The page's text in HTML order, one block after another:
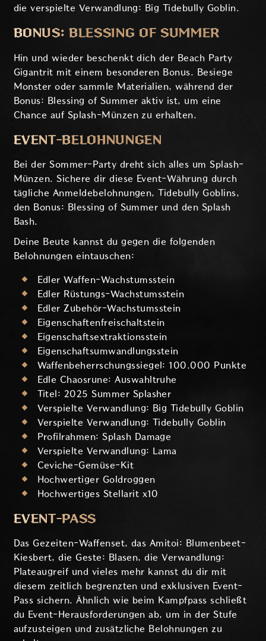
die verspielte Verwandlung: Big Tidebully Goblin.
BONUS: BLESSING OF SUMMER
Hin und wieder beschenkt dich der Beach Party
Gigantrit mit einem besonderen Bonus. Besiege
Monster oder sammle Materialien, während der
Bonus: Blessing of Summer aktiv ist, um eine
Chance auf Splash-Münzen zu erhalten.
EVENT-BELOHNUNGEN
Bei der Sommer-Party dreht sich alles um Splash-
Münzen. Sichere dir diese Event-Währung durch
tägliche Anmeldebelohnungen, Tidebully Goblins,
den Bonus: Blessing of Summer und den Splash
Bash.
Deine Beute kannst du gegen die folgenden
Belohnungen eintauschen:
Edler Waffen-Wachstumsstein
Edler Rüstungs-Wachstumsstein
Edler Zubehör-Wachstumsstein
Eigenschaftenfreischaltstein
Eigenschaftsextraktionsstein
Eigenschaftsumwandlungsstein
Waffenbeherrschungssiegel: 100.000 Punkte
Edle Chaosrune: Auswahltruhe
Titel: 2025 Summer Splasher
Verspielte Verwandlung: Big Tidebully Goblin
Verspielte Verwandlung: Tidebully Goblin
Profilrahmen: Splash Damage
Verspielte Verwandlung: Lama
Ceviche-Gemüse-Kit
Hochwertiger Goldroggen
Hochwertiges Stellarit x10
EVENT-PASS
Das Gezeiten-Waffenset, das Amitoi: Blumenbeet-
Kiesbert, die Geste: Blasen, die Verwandlung:
Plateaugreif und vieles mehr kannst du dir mit
diesem zeitlich begrenzten und exklusiven Event-
Pass sichern. Ähnlich wie beim Kampfpass schließt
du Event-Herausforderungen ab, um in der Stufe
aufzusteigen und zusätzliche Belohnungen zu